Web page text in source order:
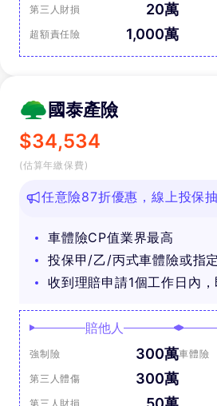
第三人財損 20萬
超額責任險 1,000萬
國泰產險
$34,534
(估算年繳保費)
任意險87折優惠，線上投保
車體險CP值業界最高
投保甲/乙/丙式車體險或指
收到理賠申請1個工作日內
賠他人
強制險 300萬
第三人體傷 300萬
第三人財損
車體險